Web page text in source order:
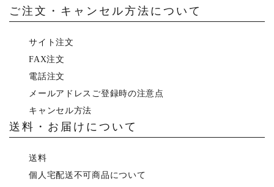
ご注文・キャンセル方法について
サイト注文
FAX注文
電話注文
メールアドレスご登録時の注意点
キャンセル方法
送料・お届けについて
送料
個人宅配送不可商品について